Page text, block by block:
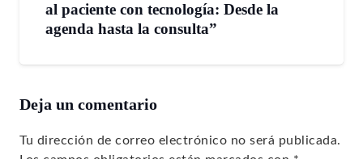
al paciente con tecnología: Desde la
agenda hasta la consulta”
Deja un comentario
Tu dirección de correo electrónico no será publicada.